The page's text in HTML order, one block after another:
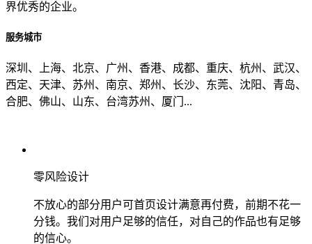
界优秀的企业。
服务城市
深圳、上海、北京、广州、香港、成都、重庆、杭州、武汉、
西定、天津、苏州、南京、郑州、长沙、东莞、沈阳、青岛、
合肥、佛山、山东、台湾苏州、厦门...
零风险设计
不放心的部分用户可首页设计满意再付费，前期不花一
分钱。我们对用户足够的信任，对自己的作品也有足够
的信心。